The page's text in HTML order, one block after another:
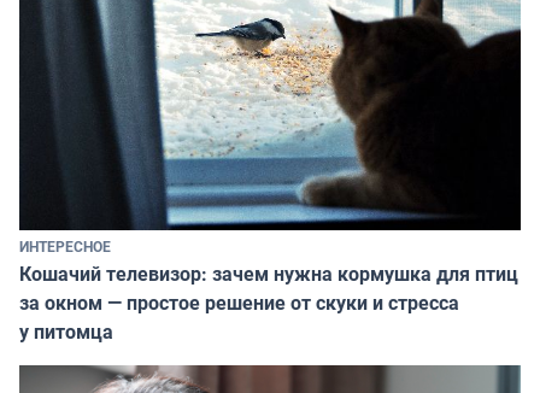
ИНТЕРЕСНОЕ
Кошачий телевизор: зачем нужна кормушка для птиц
за окном — простое решение от скуки и стресса
у питомца